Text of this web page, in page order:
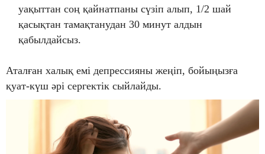
уақыттан соң қайнатпаны сүзіп алып, 1/2 шай
қасықтан тамақтанудан 30 минут алдын
қабылдайсыз.
Аталған халық емі депрессияны жеңіп, бойыңызға
қуат-күш әрі сергектік сыйлайды.